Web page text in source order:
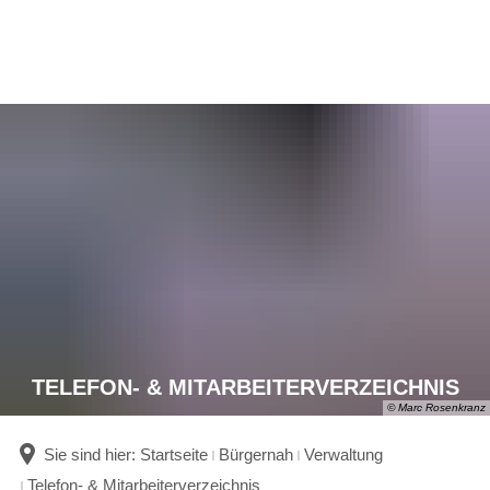
© Marc Rosenkranz
TELEFON- & MITARBEITERVERZEICHNIS
Sie sind hier: Startseite Bürgernah Verwaltung
Telefon- & Mitarbeiterverzeichnis